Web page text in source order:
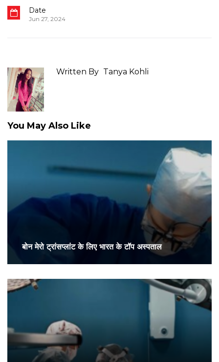
Date
Jun 27, 2024
Written By Tanya Kohli
You May Also Like
बोन मेरो ट्रांसप्लांट के लिए भारत के टॉप अस्पताल